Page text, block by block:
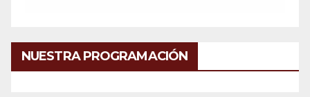
NUESTRA PROGRAMACIÓN